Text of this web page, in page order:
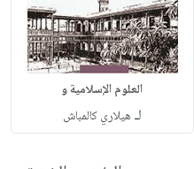
العلوم الإسلامية و
لـ هيلاري كالمباش